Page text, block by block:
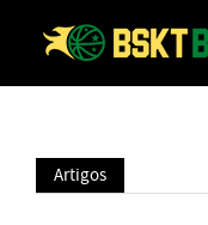
Artigos